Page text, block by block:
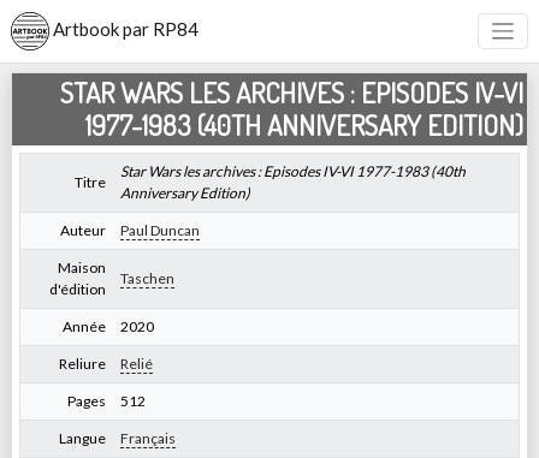
Artbook par RP84
STAR WARS LES ARCHIVES : EPISODES IV-VI
1977-1983 (40TH ANNIVERSARY EDITION)
Titre
Star Wars les archives : Episodes IV-VI 1977-1983 (40th
Anniversary Edition)
Auteur Paul Duncan
Maison
d'édition
Taschen
Année 2020
Reliure Relié
Pages 512
Langue Français